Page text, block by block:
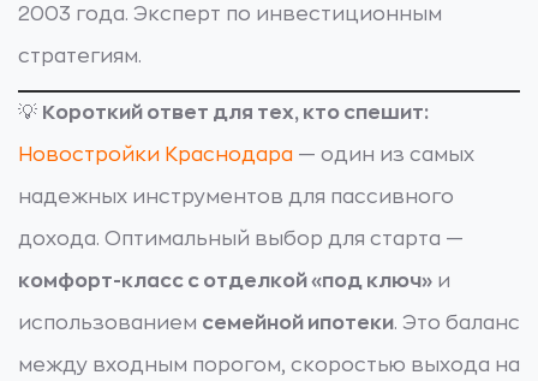
2003 года. Эксперт по инвестиционным
стратегиям.
💡 Короткий ответ для тех, кто спешит:
Новостройки Краснодара — один из самых
надежных инструментов для пассивного
дохода. Оптимальный выбор для старта —
комфорт-класс с отделкой «под ключ» и
использованием семейной ипотеки. Это баланс
между входным порогом, скоростью выхода на